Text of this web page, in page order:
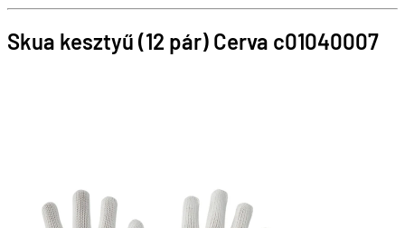
Skua kesztyű (12 pár) Cerva c01040007